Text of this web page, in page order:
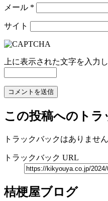
メール *
サイト
上に表示された文字を入力
この投稿へのトラ
トラックバックはありません
トラックバック URL
桔梗屋ブログ